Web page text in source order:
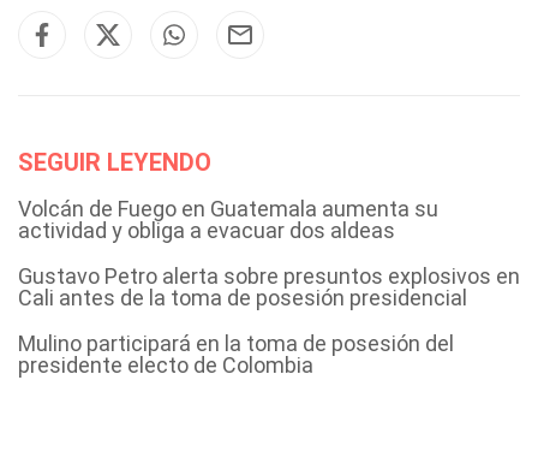
SEGUIR LEYENDO
Volcán de Fuego en Guatemala aumenta su
actividad y obliga a evacuar dos aldeas
Gustavo Petro alerta sobre presuntos explosivos en
Cali antes de la toma de posesión presidencial
Mulino participará en la toma de posesión del
presidente electo de Colombia